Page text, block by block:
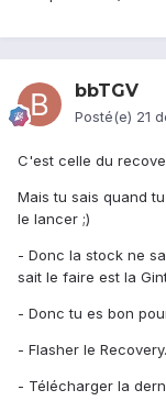
bbTGV
Posté(e) 21
C'est celle du
Mais tu sais quand
le lancer ;)
- Donc la stock ne
sait le faire est la
- Donc tu es bon
- Flasher le Recovery.
- Télécharger la